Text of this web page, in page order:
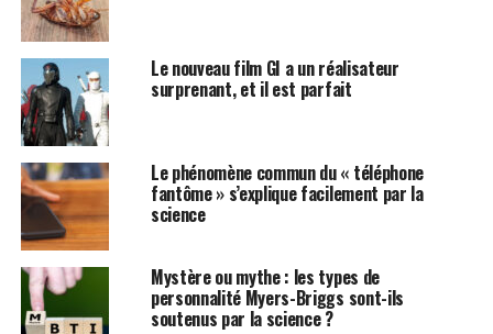
Le nouveau film GI a un réalisateur
surprenant, et il est parfait
Le phénomène commun du « téléphone
fantôme » s’explique facilement par la
science
Mystère ou mythe : les types de
personnalité Myers-Briggs sont-ils
soutenus par la science ?